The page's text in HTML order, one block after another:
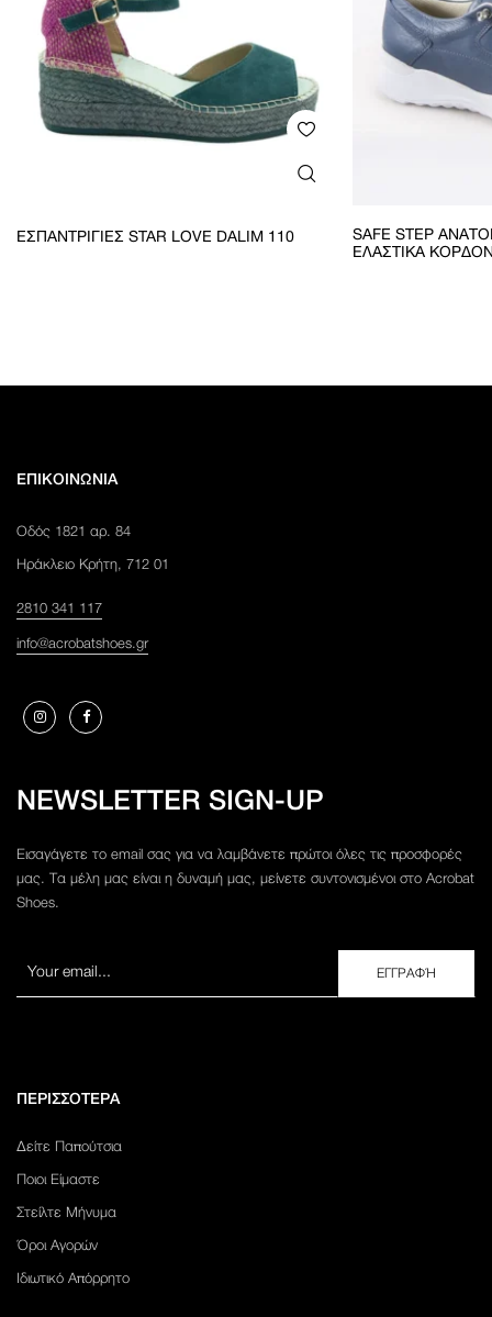
ΕΣΠΑΝΤΡΊΓΙΕΣ STAR LOVE DALIM 110
SAFE STEP
ΕΛΑΣΤΙΚΆ
ΕΠΙΚΟΙΝΩΝΊΑ
Οδός 1821 αρ. 84
Ηράκλειο Κρήτη, 712 01
2810 341 117
info@acrobatshoes.gr
NEWSLETTER SIGN-UP
Εισαγάγετε το email σας για να λαμβάνετε πρώτοι όλες τις προσφορές
μας. Τα μέλη μας είναι η δυναμή μας, μείνετε συντονισμένοι στο Acrobat
Shoes.
ΠΕΡΙΣΣΟΤΕΡΑ
Δείτε Παπούτσια
Ποιοι Είμαστε
Στείλτε Μήνυμα
Όροι Αγορών
Ιδιωτικό Απόρρητο